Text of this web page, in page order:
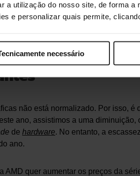
a utilização do nosso site, de forma
e personalizar quais permite,
necessário
das placas gráficas conta com a
lançamento. Se a Intel
início do ano.
não está normalizado. Por isso, é
ano, assistimos a uma
de hardware. No entanto, a
ano.
AMD quer aumentar os preços da